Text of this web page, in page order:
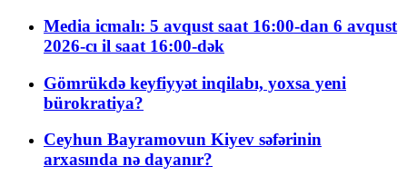
Media icmalı: 5 avqust saat 16:00-dan 6 avqust
2026-cı il saat 16:00-dək
Gömrükdə keyfiyyət inqilabı, yoxsa yeni
bürokratiya?
Ceyhun Bayramovun Kiyev səfərinin
arxasında nə dayanır?